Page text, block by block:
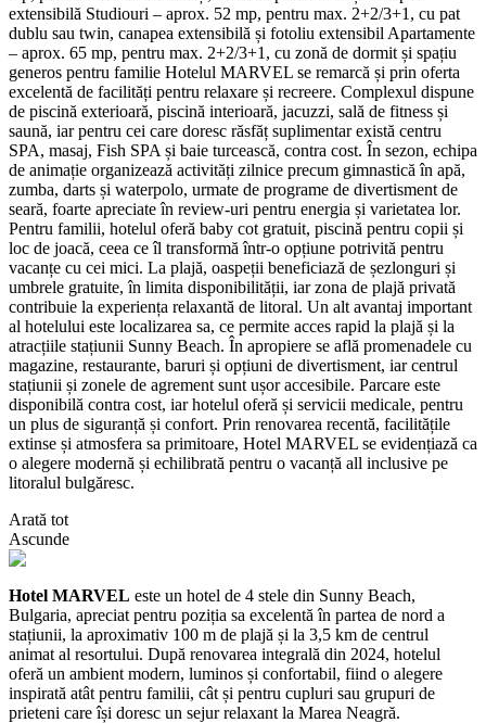
extensibilă Studiouri – aprox. 52 mp, pentru max. 2+2/3+1, cu pat
dublu sau twin, canapea extensibilă și fotoliu extensibil Apartamente
– aprox. 65 mp, pentru max. 2+2/3+1, cu zonă de dormit și spațiu
generos pentru familie Hotelul MARVEL se remarcă și prin oferta
excelentă de facilități pentru relaxare și recreere. Complexul dispune
de piscină exterioară, piscină interioară, jacuzzi, sală de fitness și
saună, iar pentru cei care doresc răsfăț suplimentar există centru
SPA, masaj, Fish SPA și baie turcească, contra cost. În sezon, echipa
de animație organizează activități zilnice precum gimnastică în apă,
zumba, darts și waterpolo, urmate de programe de divertisment de
seară, foarte apreciate în review-uri pentru energia și varietatea lor.
Pentru familii, hotelul oferă baby cot gratuit, piscină pentru copii și
loc de joacă, ceea ce îl transformă într-o opțiune potrivită pentru
vacanțe cu cei mici. La plajă, oaspeții beneficiază de șezlonguri și
umbrele gratuite, în limita disponibilității, iar zona de plajă privată
contribuie la experiența relaxantă de litoral. Un alt avantaj important
al hotelului este localizarea sa, ce permite acces rapid la plajă și la
atracțiile stațiunii Sunny Beach. În apropiere se află promenadele cu
magazine, restaurante, baruri și opțiuni de divertisment, iar centrul
stațiunii și zonele de agrement sunt ușor accesibile. Parcare este
disponibilă contra cost, iar hotelul oferă și servicii medicale, pentru
un plus de siguranță și confort. Prin renovarea recentă, facilitățile
extinse și atmosfera sa primitoare, Hotel MARVEL se evidențiază ca
o alegere modernă și echilibrată pentru o vacanță all inclusive pe
litoralul bulgăresc.
Arată tot
Ascunde
Hotel MARVEL este un hotel de 4 stele din Sunny Beach,
Bulgaria, apreciat pentru poziția sa excelentă în partea de nord a
stațiunii, la aproximativ 100 m de plajă și la 3,5 km de centrul
animat al resortului. După renovarea integrală din 2024, hotelul
oferă un ambient modern, luminos și confortabil, fiind o alegere
inspirată atât pentru familii, cât și pentru cupluri sau grupuri de
prieteni care își doresc un sejur relaxant la Marea Neagră.